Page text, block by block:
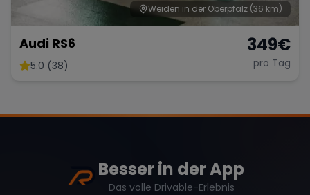
Weiden in der Oberpfalz (36 km)
Audi RS6
5.0 (38)
349€
pro Tag
Besser in der App
Das volle Drivable-Erlebnis